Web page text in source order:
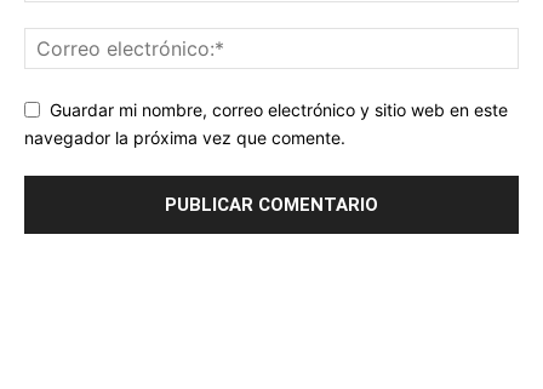
Guardar mi nombre, correo electrónico y sitio web en este
navegador la próxima vez que comente.